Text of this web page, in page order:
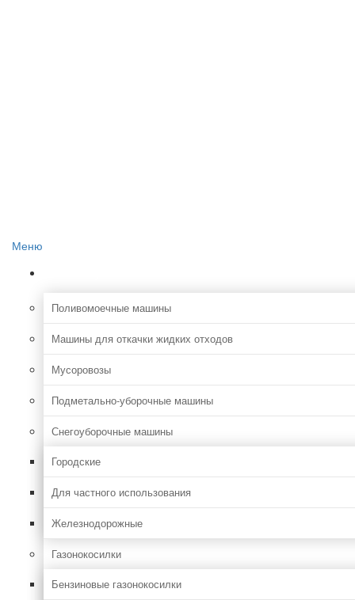
Меню
Поливомоечные машины
Машины для откачки жидких отходов
Мусоровозы
Подметально-уборочные машины
Снегоуборочные машины
Городские
Для частного использования
Железнодорожные
Газонокосилки
Бензиновые газонокосилки